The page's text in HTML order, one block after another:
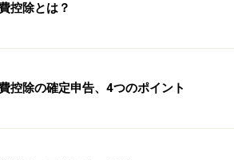
控除とは？
控除の確定申告、4つのポイント